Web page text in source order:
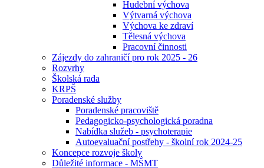
Hudební výchova
Výtvarná výchova
Výchova ke zdraví
Tělesná výchova
Pracovní činnosti
Zájezdy do zahraničí pro rok 2025 - 26
Rozvrhy
Školská rada
KRPŠ
Poradenské služby
Poradenské pracoviště
Pedagogicko-psychologická poradna
Nabídka služeb - psychoterapie
Autoevaluační postřehy - školní rok 2024-25
Koncepce rozvoje školy
Důležité informace - MŠMT